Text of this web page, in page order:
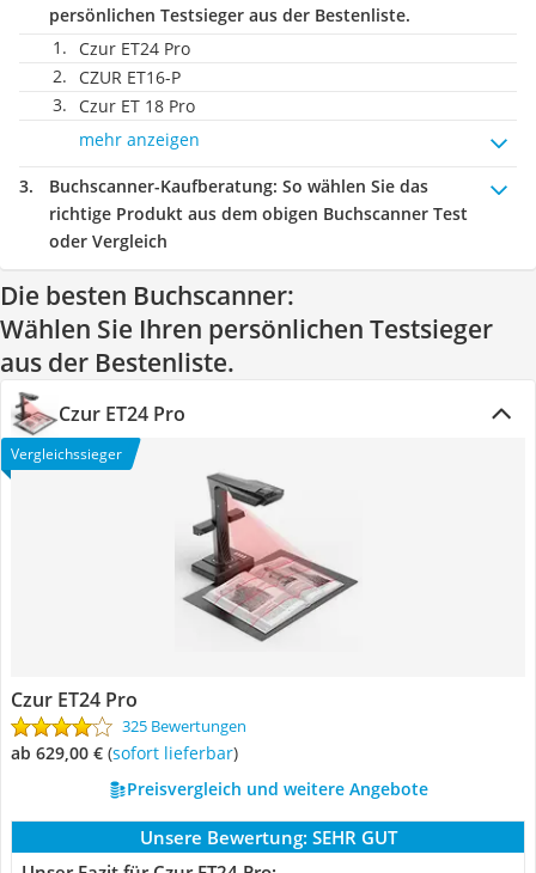
persönlichen Testsieger aus der Bestenliste.
Czur ET24 Pro
CZUR ET16-P
Czur ET 18 Pro
mehr anzeigen
Buchscanner-Kaufberatung: So wählen Sie das
richtige Produkt aus dem obigen Buchscanner Test
oder Vergleich
Die besten Buchscanner:
Wählen Sie Ihren persönlichen Testsieger
aus der Bestenliste.
Czur ET24 Pro
Vergleichssieger
Czur ET24 Pro
325 Bewertungen
ab 629,00 € ( Sofort lieferbar)
Preisvergleich und weitere Angebote
Unsere Bewertung: SEHR GUT